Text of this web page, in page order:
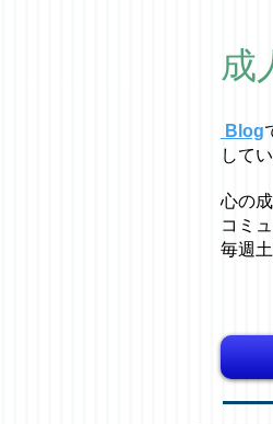
成
Blog
して
心の
コミ
毎週